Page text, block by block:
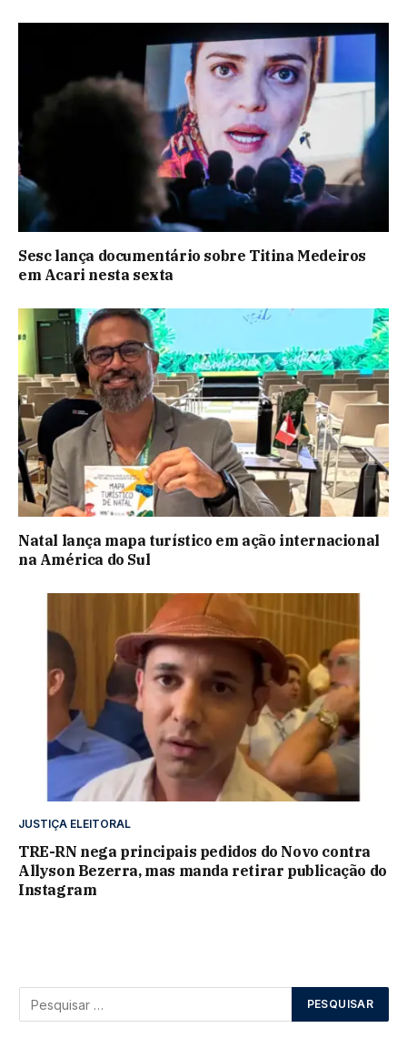
Sesc lança documentário sobre Titina Medeiros
em Acari nesta sexta
Natal lança mapa turístico em ação internacional
na América do Sul
JUSTIÇA ELEITORAL
TRE-RN nega principais pedidos do Novo contra
Allyson Bezerra, mas manda retirar publicação do
Instagram